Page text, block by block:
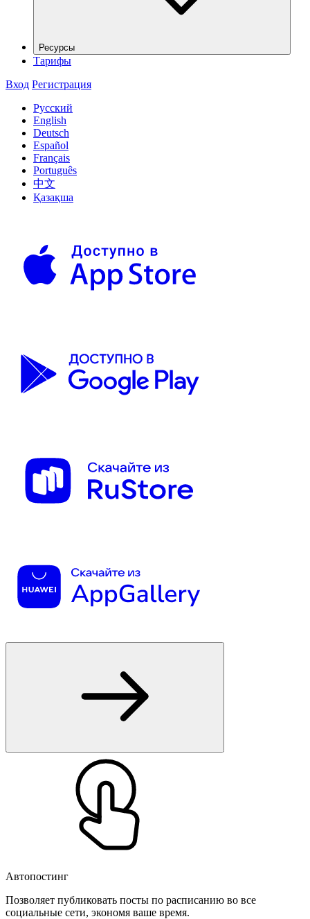
Ресурсы
Тарифы
Вход Регистрация
Русский
English
Deutsch
Español
Français
Português
中文
Қазақша
Автопостинг
Позволяет публиковать посты по расписанию во все
социальные сети, экономя ваше время.